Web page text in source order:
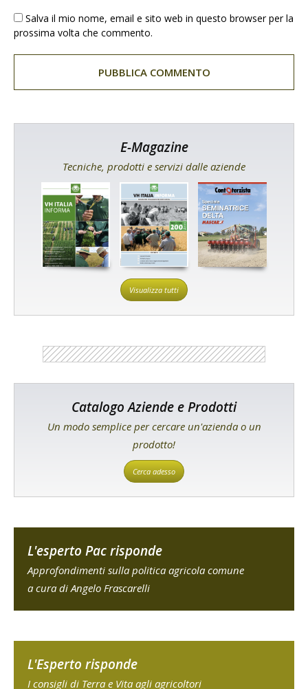
Salva il mio nome, email e sito web in questo browser per la
prossima volta che commento.
E-Magazine
Tecniche, prodotti e servizi dalle aziende
Visualizza tutti
Catalogo Aziende e Prodotti
Un modo semplice per cercare un'azienda o un
prodotto!
Cerca adesso
L'esperto Pac risponde
Approfondimenti sulla politica agricola comune
a cura di Angelo Frascarelli
L'Esperto risponde
I consigli di Terra e Vita agli agricoltori